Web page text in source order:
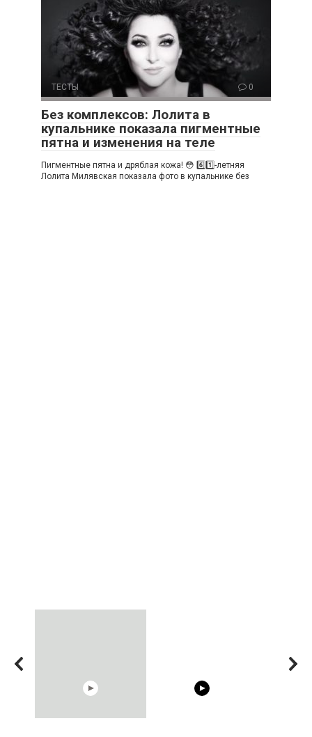
ТЕСТЫ 0
Без комплексов: Лолита в
купальнике показала пигментные
пятна и изменения на теле
Пигментные пятна и дряблая кожа! 😳 6️⃣1️⃣-летняя
Лолита Милявская показала фото в купальнике без